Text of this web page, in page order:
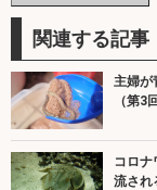
関連する記事
主婦が
（第3
コロ
流され